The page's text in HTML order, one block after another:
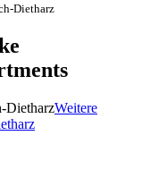
Dietharz
Weitere